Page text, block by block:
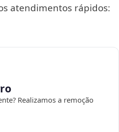
atendimentos rápidos:
Realizamos a remoção